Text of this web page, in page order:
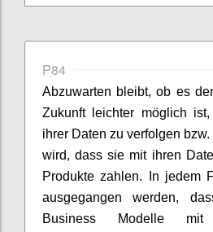
P84
Abzuwarten bleibt, ob es
Zukunft leichter möglich
ihrer Daten zu verfolgen
wird, dass sie mit ihren
Produkte zahlen. In jedem
ausgegangen werden,
Business Modelle